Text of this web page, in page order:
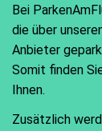
Bei
die über
Anbieter
Somit finden
Ihnen.
Zusätzlich